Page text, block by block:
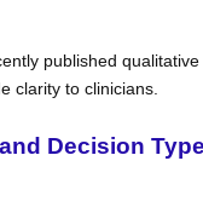
published
clarity to clinicians.
Decision